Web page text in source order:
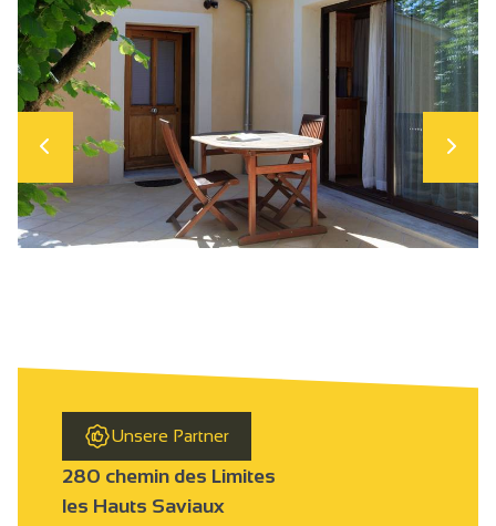
Unsere Partner
280 chemin des Limites
les Hauts Saviaux